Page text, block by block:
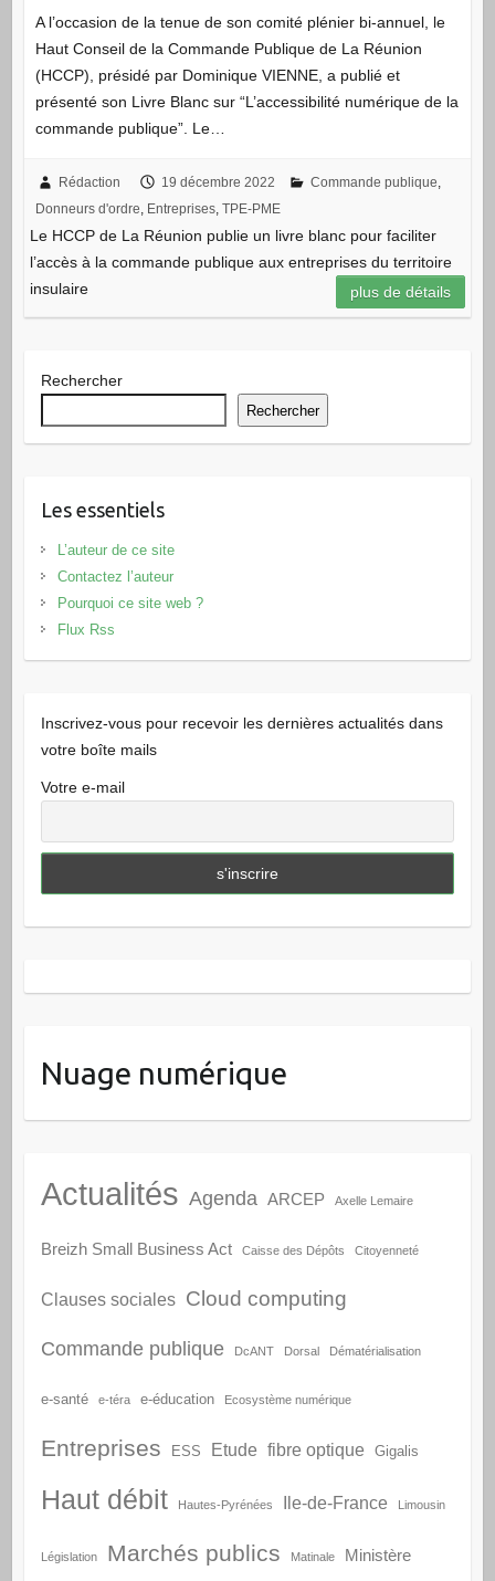
A l’occasion de la tenue de son comité plénier bi-annuel, le
Haut Conseil de la Commande Publique de La Réunion
(HCCP), présidé par Dominique VIENNE, a publié et
présenté son Livre Blanc sur “L’accessibilité numérique de la
commande publique”. Le…
Rédaction 19 décembre 2022 Commande publique,
Donneurs d'ordre, Entreprises, TPE-PME
Le HCCP de La Réunion publie un livre blanc pour faciliter
l’accès à la commande publique aux entreprises du territoire
insulaire
plus de détails
Rechercher
Rechercher
Les essentiels
L’auteur de ce site
Contactez l’auteur
Pourquoi ce site web ?
Flux Rss
Inscrivez-vous pour recevoir les dernières actualités dans
votre boîte mails
Votre e-mail
Nuage numérique
Actualités Agenda ARCEP Axelle Lemaire
Breizh Small Business Act Caisse des Dépôts Citoyenneté
Clauses sociales Cloud computing
Commande publique DcANT Dorsal Dématérialisation
e-santé e-téra e-éducation Ecosystème numérique
Entreprises ESS Etude fibre optique Gigalis
Haut débit Hautes-Pyrénées Ile-de-France Limousin
Législation Marchés publics Matinale Ministère